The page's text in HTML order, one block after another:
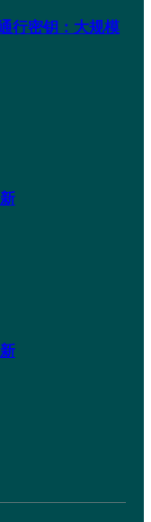
行密钥：大规模